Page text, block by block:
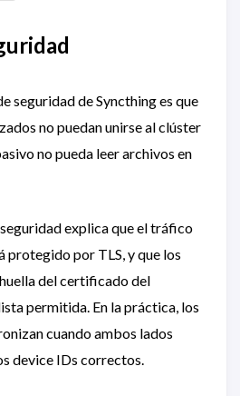
seguridad de Syncthing es que
no puedan unirse al clúster
no pueda leer archivos en
explica que el tráfico
protegido por TLS, y que los
del certificado del
permitida. En la práctica, los
cuando ambos lados
device IDs correctos.